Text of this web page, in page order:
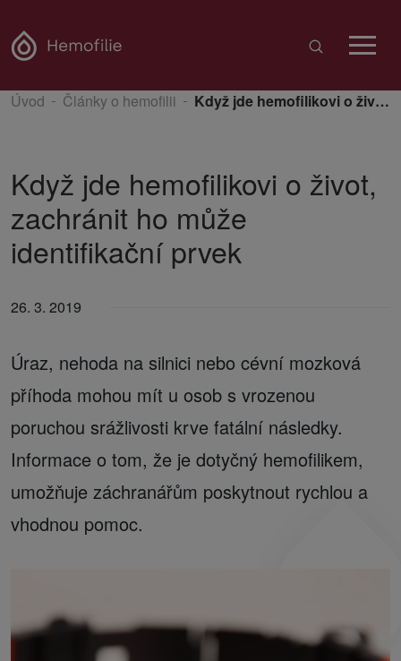
Úvod Články o hemofilii Když jde hemofilikovi o život, zachránit ho může identifikační prvek
Když jde hemofilikovi o život,
zachránit ho může
identifikační prvek
26. 3. 2019
Úraz, nehoda na silnici nebo cévní mozková
příhoda mohou mít u osob s vrozenou
poruchou srážlivosti krve fatální následky.
Informace o tom, že je dotyčný hemofilikem,
umožňuje záchranářům poskytnout rychlou a
vhodnou pomoc.